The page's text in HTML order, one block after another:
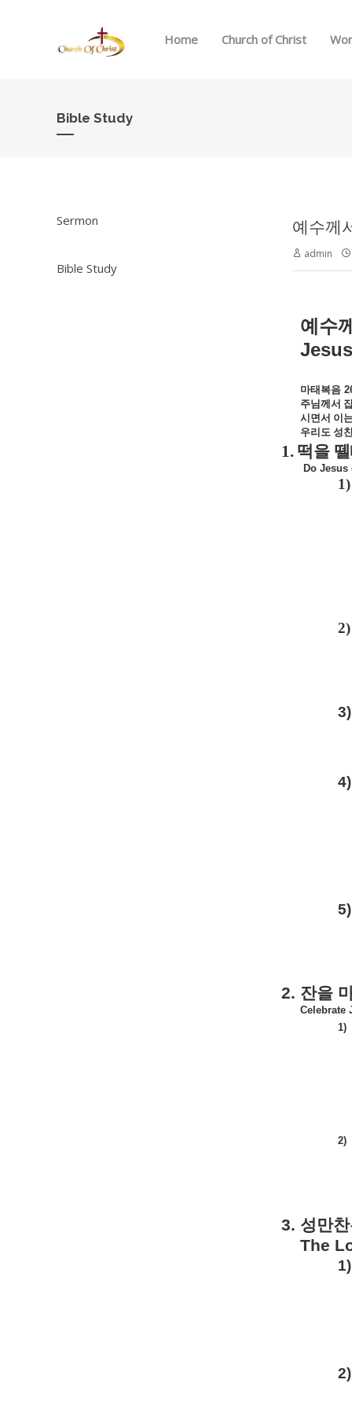
Home Church of Christ
Bible Study
Sermon
Bible Study
예수께
admin
예수
마태복음
주님께서
시면서 이
우리도 성
1. 떡을
Do
1)
2)
3)
4)
5)
2. 잔을
Celebrate
1)
2)
3. 성만
The
1)
2)